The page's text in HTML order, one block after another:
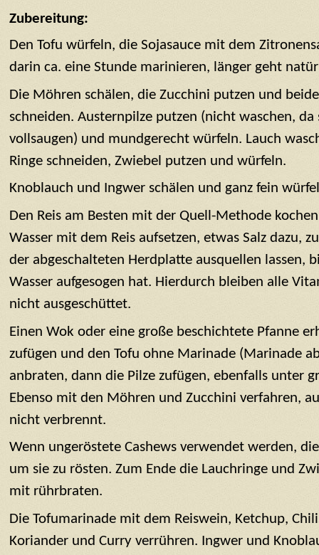
Zubereitung:
Den Tofu würfeln, die Sojasauce mit dem
darin ca. eine Stunde marinieren, länger geht
Die Möhren schälen, die Zucchini putzen und
schneiden. Austernpilze putzen (nicht waschen, da
vollsaugen) und mundgerecht würfeln. Lauch
Ringe schneiden, Zwiebel putzen und würfeln.
Knoblauch und Ingwer schälen und ganz fein
Den Reis am Besten mit der Quell-Methode
Wasser mit dem Reis aufsetzen, etwas Salz dazu,
der abgeschalteten Herdplatte ausquellen lassen,
Wasser aufgesogen hat. Hierdurch bleiben alle
nicht ausgeschüttet.
Einen Wok oder eine große beschichtete Pfanne
zufügen und den Tofu ohne Marinade (Marinade
anbraten, dann die Pilze zufügen, ebenfalls unter
Ebenso mit den Möhren und Zucchini verfahren,
nicht verbrennt.
Wenn ungeröstete Cashews verwendet werden,
um sie zu rösten. Zum Ende die Lauchringe und
mit rührbraten.
Die Tofumarinade mit dem Reiswein, Ketchup,
Koriander und Curry verrühren. Ingwer und